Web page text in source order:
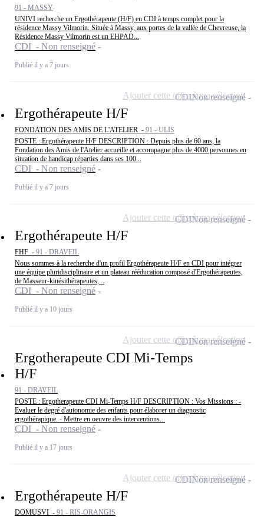
91 - MASSY
UNIVI recherche un Ergothérapeute (H/F) en CDI à temps complet pour la
résidence Massy Vilmorin. Située à Massy, aux portes de la vallée de Chevreuse, la
Résidence Massy Vilmorin est un EHPAD...
CDI - Non renseigné
Publié il y a 7 jours
Ergothérapeute H/F
FONDATION DES AMIS DE L'ATELIER - 91 - ULIS
POSTE : Ergothérapeute H/F DESCRIPTION : Depuis plus de 60 ans, la
Fondation des Amis de l'Atelier accueille et accompagne plus de 4000 personnes en
situation de handicap réparties dans ses 100...
CDI - Non renseigné
Publié il y a 7 jours
CDINon renseigné
Ajouter cette offre à ma sélection
Ergothérapeute H/F
FHF - 91 - DRAVEIL
Nous sommes à la recherche d'un profil Ergothérapeute H/F en CDI pour intégrer
une équipe pluridisciplinaire et un plateau rééducation composé d'Ergothérapeutes,
de Masseur-kinésithérapeutes,...
CDI - Non renseigné
Publié il y a 10 jours
CDINon renseigné
Ajouter cette offre à ma sélection
Ergotherapeute CDI Mi-Temps
H/F
91 - DRAVEIL
POSTE : Ergotherapeute CDI Mi-Temps H/F DESCRIPTION : Vos Missions : -
Evaluer le degré d'autonomie des enfants pour élaborer un diagnostic
ergothérapique. - Mettre en oeuvre des interventions...
CDI - Non renseigné
Publié il y a 17 jours
CDINon renseigné
Ajouter cette offre à ma sélection
Ergothérapeute H/F
DOMUSVI - 91 - RIS-ORANGIS
CDINon renseigné
Ajouter cette offre à ma sélection